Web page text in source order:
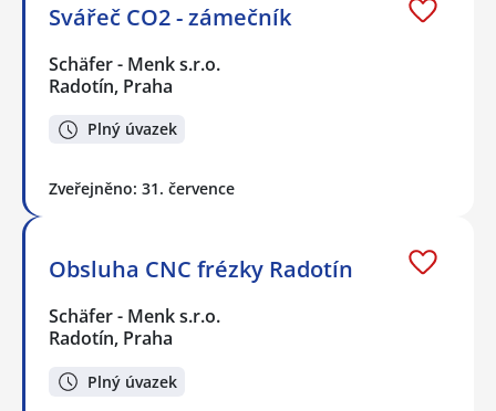
Svářeč CO2 - zámečník
Schäfer - Menk s.r.o.
Radotín, Praha
Plný úvazek
Zveřejněno: 31. července
Obsluha CNC frézky Radotín
Schäfer - Menk s.r.o.
Radotín, Praha
Plný úvazek